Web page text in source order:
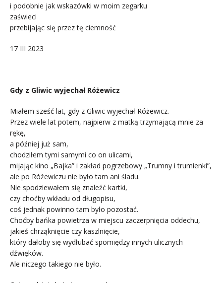
i podobnie jak wskazówki w moim zegarku
zaświeci
przebijając się przez tę ciemność
17 III 2023
Gdy z Gliwic wyjechał Różewicz
Miałem sześć lat, gdy z Gliwic wyjechał Różewicz.
Przez wiele lat potem, najpierw z matką trzymającą mnie za
rękę,
a później już sam,
chodziłem tymi samymi co on ulicami,
mijając kino „Bajka” i zakład pogrzebowy „Trumny i trumienki”,
ale po Różewiczu nie było tam ani śladu.
Nie spodziewałem się znaleźć kartki,
czy choćby wkładu od długopisu,
coś jednak powinno tam było pozostać.
Choćby bańka powietrza w miejscu zaczerpnięcia oddechu,
jakieś chrząknięcie czy kaszlnięcie,
który dałoby się wydłubać spomiędzy innych ulicznych
dźwięków.
Ale niczego takiego nie było.